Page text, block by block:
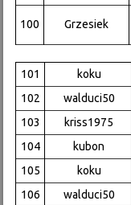
100 Grzesiek
101 koku
102
walduci50
103
kriss1975
104
kubon
105
koku
106
walduci50